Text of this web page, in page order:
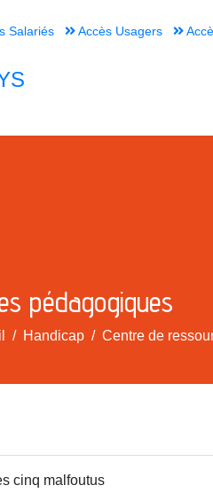
Salariés Accès Usagers
pédagogiques
Handicap Centre de